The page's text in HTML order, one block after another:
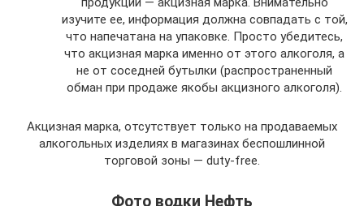
изучите ее, информация должна совпадать с той,
что напечатана на упаковке. Просто убедитесь,
что акцизная марка именно от этого алкоголя, а
не от соседней бутылки (распространенный
обман при продаже якобы акцизного алкоголя).
Акцизная марка, отсутствует только на продаваемых
алкогольных изделиях в магазинах беспошлинной
торговой зоны — duty-free.
Фото водки Нефть